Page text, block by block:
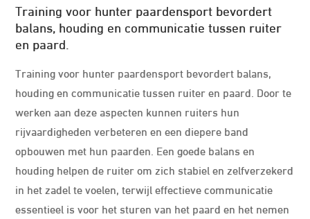
Training voor hunter paardensport bevordert
balans, houding en communicatie tussen ruiter
en paard.
Training voor hunter paardensport bevordert balans,
houding en communicatie tussen ruiter en paard. Door te
werken aan deze aspecten kunnen ruiters hun
rijvaardigheden verbeteren en een diepere band
opbouwen met hun paarden. Een goede balans en
houding helpen de ruiter om zich stabiel en zelfverzekerd
in het zadel te voelen, terwijl effectieve communicatie
essentieel is voor het sturen van het paard en het nemen